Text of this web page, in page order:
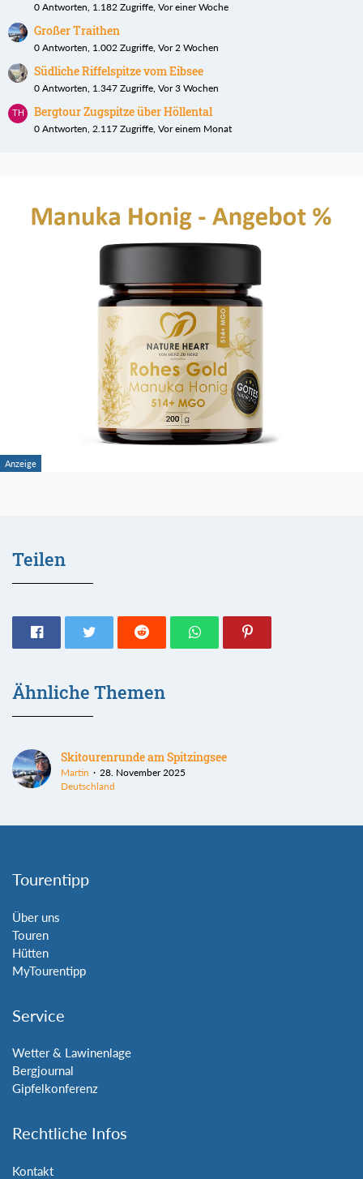
0 Antworten, 1.182 Zugriffe, Vor einer Woche
Großer Traithen
0 Antworten, 1.002 Zugriffe, Vor 2 Wochen
Südliche Riffelspitze vom Eibsee
0 Antworten, 1.347 Zugriffe, Vor 3 Wochen
Bergtour Zugspitze über Höllental
0 Antworten, 2.117 Zugriffe, Vor einem Monat
Teilen
Ähnliche Themen
Skitourenrunde am Spitzingsee
Martin
28. November 2025
Deutschland
Tourentipp
Über uns
Touren
Hütten
MyTourentipp
Service
Wetter & Lawinenlage
Bergjournal
Gipfelkonferenz
Rechtliche Infos
Kontakt